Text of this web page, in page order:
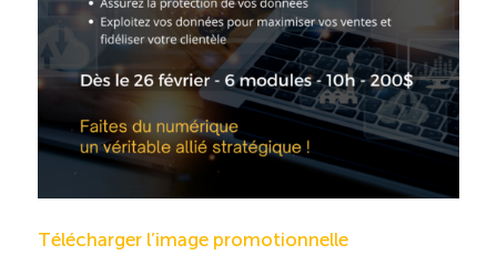
Télécharger l’image promotionnelle